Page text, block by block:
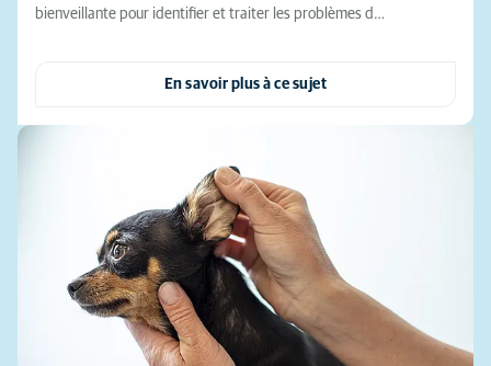
bienveillante pour identifier et traiter les problèmes d…
En savoir plus à ce sujet